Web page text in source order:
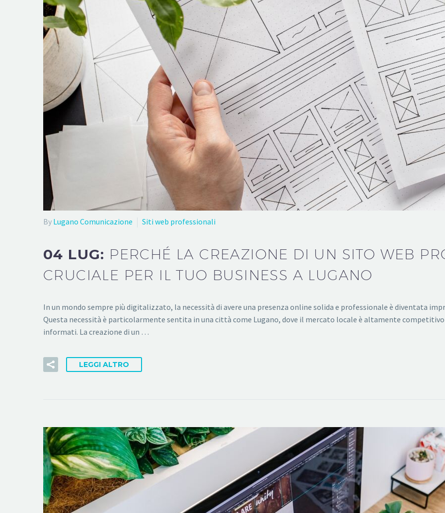
By Lugano Comunicazione Siti web professionali
04 LUG: PERCHÉ LA CREAZIONE DI UN SITO WEB
CRUCIALE PER IL TUO BUSINESS A LUGANO
In un mondo sempre più digitalizzato, la necessità di avere una presenza online solida e professionale è diventata
Questa necessità è particolarmente sentita in una città come Lugano, dove il mercato locale è altamente
informati. La creazione di un …
LEGGI ALTRO